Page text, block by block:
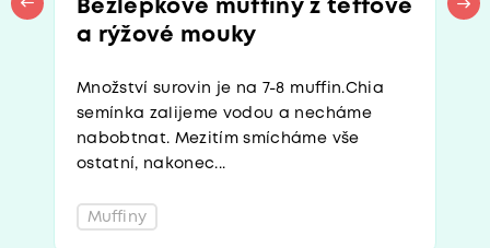
Bezlepkové muffiny z teffové
a rýžové mouky
Množství surovin je na 7-8 muffin.Chia
semínka zalijeme vodou a necháme
nabobtnat. Mezitím smícháme vše
ostatní, nakonec...
Muffiny